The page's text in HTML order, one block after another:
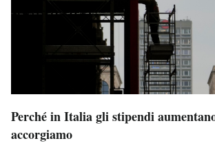
Perché in Italia gli stipendi
accorgiamo